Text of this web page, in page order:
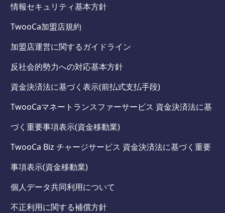
情報セキュリティ基本方針
TwooCa加盟店規約
加盟店運営に関するガイドライン
反社会的勢力への対応基本方針
資金決済法に基づく表示(前払式支払手段)
TwooCaマネートランスファーサービス 資金決済法に基
づく重要事項表示(資金移動業)
TwooCa Biz チャージサービス 資金決済法に基づく重要
事項表示(資金移動業)
個人データ共同利用について
不正利用に関する補償方針